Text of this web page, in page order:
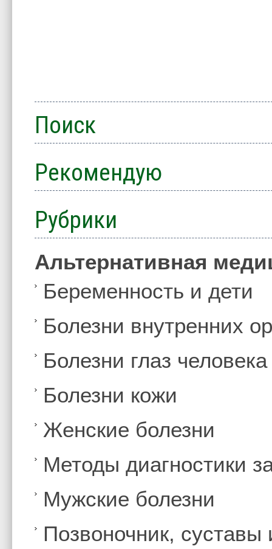
Поиск
Рекомендую
Рубрики
Альтернативная
Беременность и дети
Болезни внутренних
Болезни глаз человека
Болезни кожи
Женские болезни
Методы диагностики
Мужские болезни
Позвоночник,